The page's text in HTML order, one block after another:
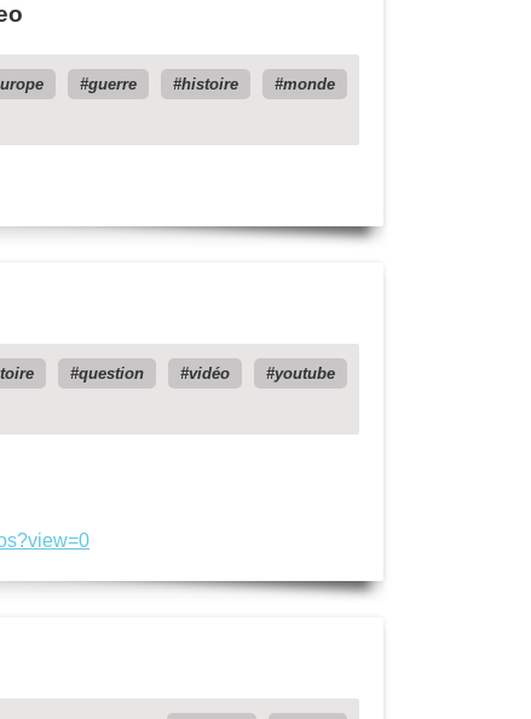
guerre histoire
monde
question vidéo
youtube